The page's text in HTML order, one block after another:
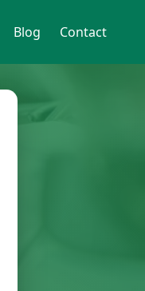
Blog Contact
votre région.
engagement.